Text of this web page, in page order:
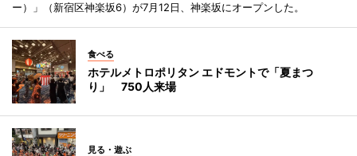
ー）」（新宿区神楽坂6）が7月12日、神楽坂にオープンした。
食べる
ホテルメトロポリタン エドモントで「夏まつ
り」 750人来場
見る・遊ぶ